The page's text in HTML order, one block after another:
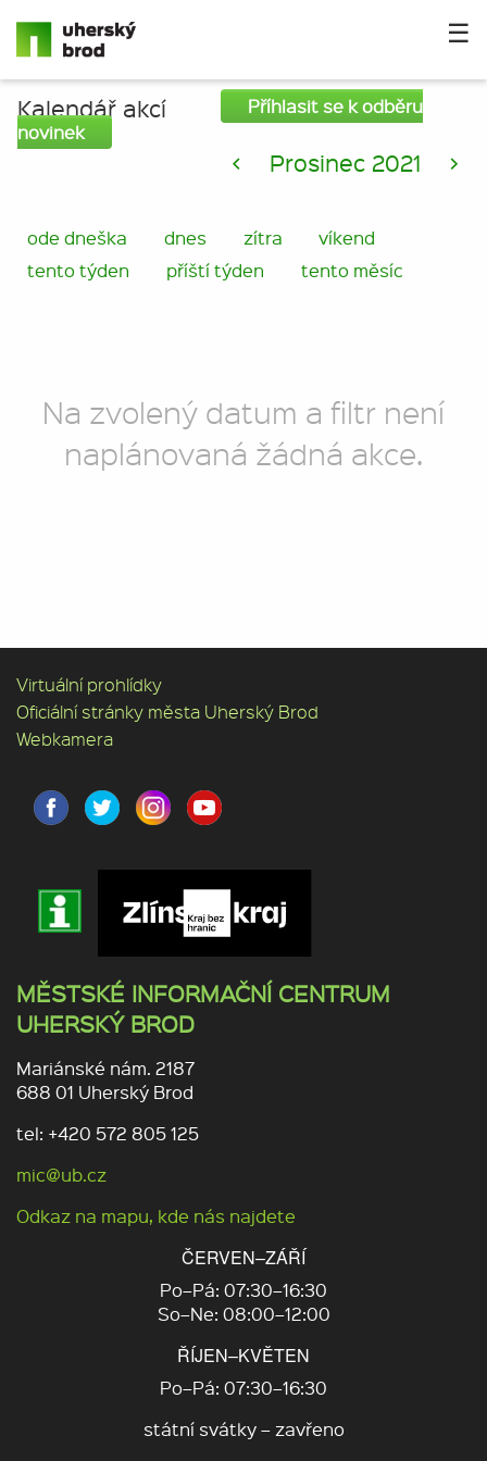
☰
Kalendář akcí
Příhlasit se k odběru
novinek
< Prosinec 2021 >
ode dneška dnes zítra
víkend
tento týden
příští týden tento měsíc
Na zvolený datum a filtr není
naplánovaná žádná akce.
Virtuální prohlídky
Oficiální stránky města Uherský Brod
Webkamera
MĚSTSKÉ INFORMAČNÍ CENTRUM
UHERSKÝ BROD
Mariánské nám. 2187
688 01 Uherský Brod
tel: +420 572 805 125
mic@ub.cz
Odkaz na mapu, kde nás najdete
ČERVEN–ZÁŘÍ
Po–Pá: 07:30–16:30
So–Ne: 08:00–12:00
ŘÍJEN–KVĚTEN
Po–Pá: 07:30–16:30
státní svátky – zavřeno